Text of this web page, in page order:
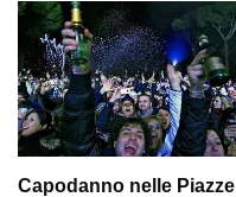
Capodanno nelle Piazze